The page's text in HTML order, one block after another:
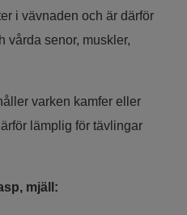
i vävnaden och är därför
vårda senor, muskler,
varken kamfer eller
lämplig för tävlingar
mjäll: